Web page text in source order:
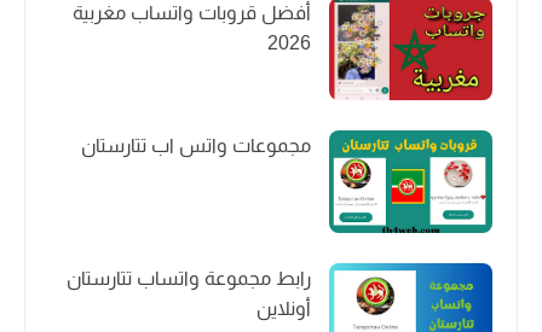
أفضل قروبات واتساب مغربية
2026
مجموعات واتس اب تتارستان
رابط مجموعة واتساب تتارستان
أونلاين